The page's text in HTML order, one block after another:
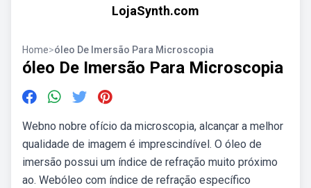
LojaSynth.com
Home>óleo De Imersão Para Microscopia
óleo De Imersão Para Microscopia
Webno nobre ofício da microscopia, alcançar a melhor
qualidade de imagem é imprescindível. O óleo de
imersão possui um índice de refração muito próximo
ao. Webóleo com índice de refração específico